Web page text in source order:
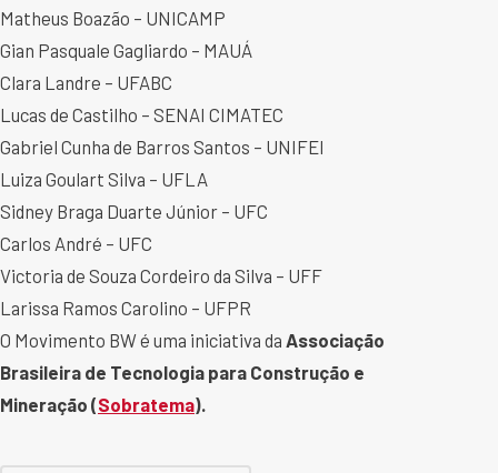
Matheus Boazão – UNICAMP
Gian Pasquale Gagliardo – MAUÁ
Clara Landre – UFABC
Lucas de Castilho – SENAI CIMATEC
Gabriel Cunha de Barros Santos – UNIFEI
Luiza Goulart Silva – UFLA
Sidney Braga Duarte Júnior – UFC
Carlos André – UFC
Victoria de Souza Cordeiro da Silva – UFF
Larissa Ramos Carolino – UFPR
O Movimento BW é uma iniciativa da Associação
Brasileira de Tecnologia para Construção e
Mineração (Sobratema).